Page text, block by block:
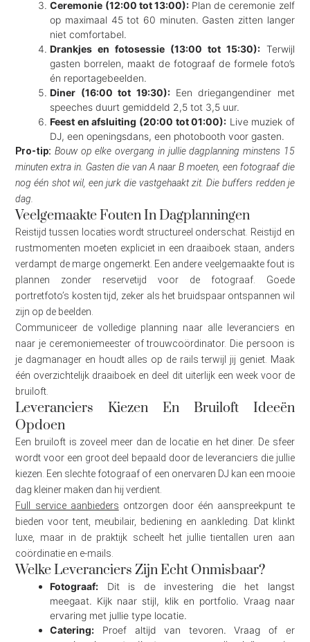
Ceremonie (12:00 tot 13:00):Plan de ceremonie zelf
op maximaal 45 tot 60 minuten. Gasten zitten langer
niet comfortabel.
Drankjes en fotosessie (13:00 tot 15:30):Terwijl
gasten borrelen, maakt de fotograaf de formele foto’s
én reportagebeelden.
Diner (16:00 tot 19:30):Een driegangendiner met
speeches duurt gemiddeld 2,5 tot 3,5 uur.
Feest en afsluiting (20:00 tot 01:00): Live muziek of
DJ, een openingsdans, een photobooth voor gasten.
Pro-tip: Bouw op elke overgang in jullie dagplanning minstens 15
minuten extra in. Gasten die van A naar B moeten, een fotograaf die
nog één shot wil, een jurk die vastgehaakt zit. Die buffers redden je
dag.
Veelgemaakte Fouten In Dagplanningen
Reistijd tussen locaties wordt structureel onderschat. Reistijd en
rustmomenten moeten expliciet in een draaiboek staan, anders
verdampt de marge ongemerkt. Een andere veelgemaakte fout is
plannen zonder reservetijd voor de fotograaf. Goede
portretfoto’s kosten tijd, zeker als het bruidspaar ontspannen wil
zijn op de beelden.
Communiceer de volledige planning naar alle leveranciers en
naar je ceremoniemeester of trouwcoördinator. Die persoon is
je dagmanager en houdt alles op de rails terwijl jij geniet. Maak
één overzichtelijk draaiboek en deel dit uiterlijk een week voor de
bruiloft.
Leveranciers Kiezen En Bruiloft Ideeën
Opdoen
Een bruiloft is zoveel meer dan de locatie en het diner. De sfeer
wordt voor een groot deel bepaald door de leveranciers die jullie
kiezen. Een slechte fotograaf of een onervaren DJ kan een mooie
dag kleiner maken dan hij verdient.
Full service aanbieders ontzorgen door één aanspreekpunt te
bieden voor tent, meubilair, bediening en aankleding. Dat klinkt
luxe, maar in de praktijk scheelt het jullie tientallen uren aan
coördinatie en e-mails.
Welke Leveranciers Zijn Echt Onmisbaar?
Fotograaf: Dit is de investering die het langst
meegaat. Kijk naar stijl, klik en portfolio. Vraag naar
ervaring met jullie type locatie.
Catering: Proef altijd van tevoren. Vraag of er